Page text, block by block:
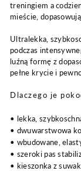
treningiem a
mieście,
Ultralekka,
podczas
luźną formę z
pełne krycie i
Dlaczego je
• lekka,
• dwuwarstwowa
• wbudowane,
• szeroki pas
• kieszonka z